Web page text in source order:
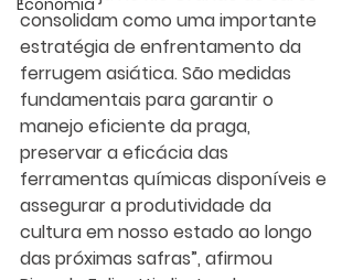
Economia
consolidam como uma importante
estratégia de enfrentamento da
ferrugem asiática. São medidas
fundamentais para garantir o
manejo eficiente da praga,
preservar a eficácia das
ferramentas químicas disponíveis e
assegurar a produtividade da
cultura em nosso estado ao longo
das próximas safras”, afirmou